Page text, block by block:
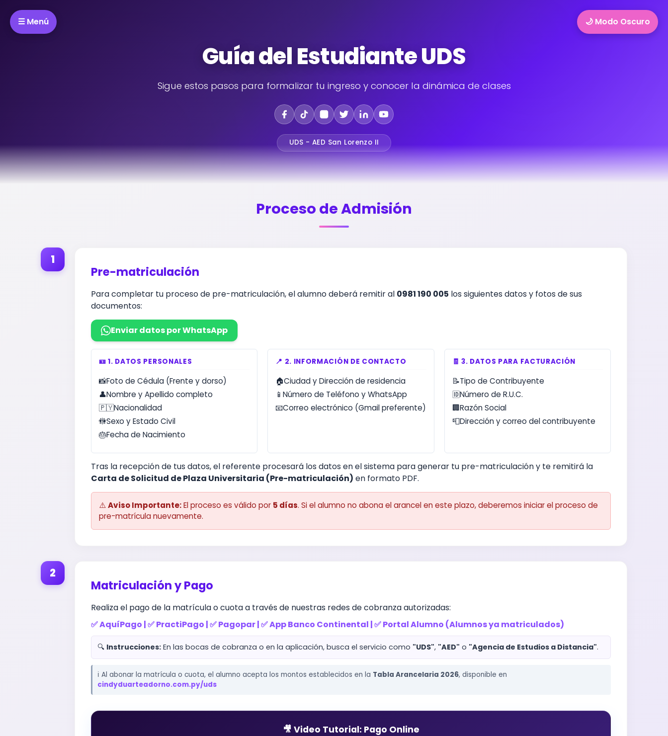
☰ Menú 🌙 Modo Oscuro
Guía del Estudiante UDS
Sigue estos pasos para formalizar tu ingreso y conocer la dinámica de clases
UDS - AED San Lorenzo II
Proceso de Admisión
1
Pre-matriculación
Para completar tu proceso de pre-matriculación, el alumno deberá remitir al 0981 190 005 los siguientes datos y fotos de sus
documentos:
Enviar datos por WhatsApp
🪪 1. DATOS PERSONALES
📸Foto de Cédula (Frente y dorso)
👤Nombre y Apellido completo
🇵🇾Nacionalidad
🚻Sexo y Estado Civil
🎂Fecha de Nacimiento
📍 2. INFORMACIÓN DE CONTACTO
🏠Ciudad y Dirección de residencia
📱Número de Teléfono y WhatsApp
📧Correo electrónico (Gmail preferente)
🧾 3. DATOS PARA FACTURACIÓN
📝Tipo de Contribuyente
🆔Número de R.U.C.
🏢Razón Social
📮Dirección y correo del contribuyente
Tras la recepción de tus datos, el referente procesará los datos en el sistema para generar tu pre-matriculación y te remitirá la
Carta de Solicitud de Plaza Universitaria (Pre-matriculación) en formato PDF.
⚠️Aviso Importante:El proceso es válido por 5 días. Si el alumno no abona el arancel en este plazo, deberemos iniciar el proceso de
pre-matrícula nuevamente.
2
Matriculación y Pago
Realiza el pago de la matrícula o cuota a través de nuestras redes de cobranza autorizadas:
✅ AquíPago | ✅ PractiPago | ✅ Pagopar | ✅ App Banco Continental | ✅ Portal Alumno (Alumnos ya matriculados)
🔍 Instrucciones: En las bocas de cobranza o en la aplicación, busca el servicio como "UDS", "AED" o "Agencia de Estudios a Distancia".
ℹ️ Al abonar la matrícula o cuota, el alumno acepta los montos establecidos en la Tabla Arancelaria 2026, disponible en
cindyduarteadorno.com.py/uds
🎥 Video Tutorial: Pago Online